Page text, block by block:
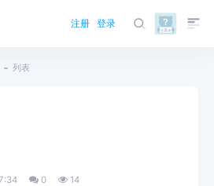
注册 登录
列表
0 14